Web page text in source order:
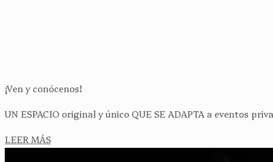
¡Ven y conócenos!
UN ESPACIO original y único QUE SE ADAPTA a eventos
LEER MÁS